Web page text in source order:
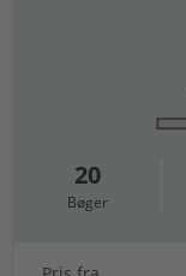
20
Bøger